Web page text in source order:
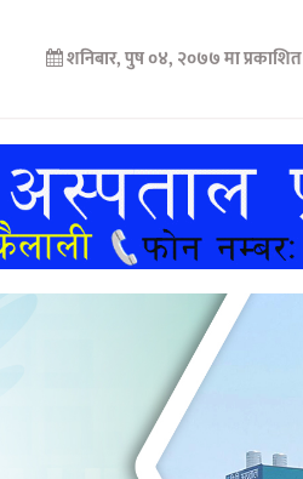
शनिबार, पुष ०४, २०७७ मा प्रकाशित